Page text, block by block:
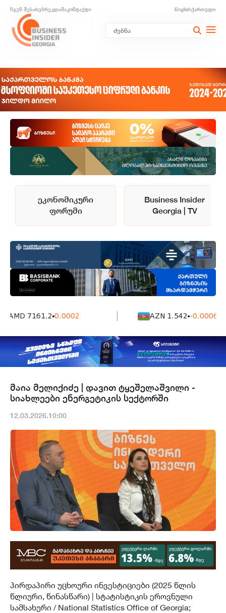
ჩვენ შესახებრეკლამაკონტაქტი Englishქართული
ეკონომიკური
ფორუმი
Business Insider
Georgia | TV
AMD 7161.2 0.0002 AZN 1.542 -0.0006
მაია მელიქიძე | დავით ტყეშელაშვილი -
სიახლეები ენერგეტიკის სექტორში
12.03.2026.10:00
პირდაპირი უცხოური ინვესტიციები (2025 წლის
წლიური, წინასწარი) | სტატისტიკის ეროვნული
სამსახური / National Statistics Office of Georgia;